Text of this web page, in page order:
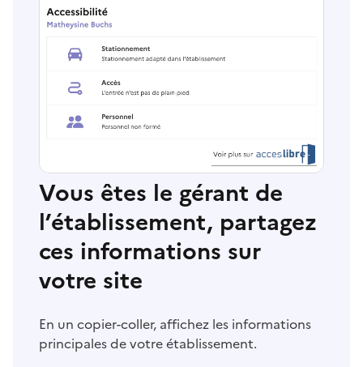
Vous êtes le gérant de
l’établissement, partagez
ces informations sur
votre site
En un copier-coller, affichez les informations
principales de votre établissement.